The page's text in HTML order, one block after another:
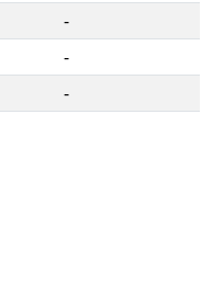
-
-
-